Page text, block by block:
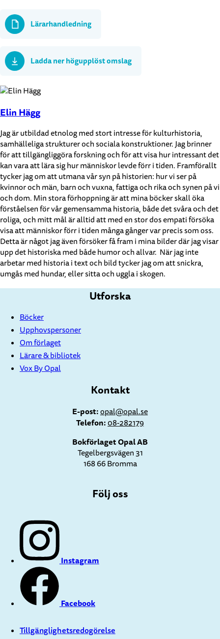
Lärarhandledning
Ladda ner högupplöst omslag
Elin Hägg
Jag är utbildad etnolog med stort intresse för kulturhistoria,
samhälleliga strukturer och sociala konstruktioner. Jag brinner
för att tillgängliggöra forskning och för att visa hur intressant det
kan vara att lära sig hur människor levde förr i tiden. Framförallt
tycker jag om att utmana vår syn på historien: hur vi ser på
kvinnor och män, barn och vuxna, fattiga och rika och synen på vi
och dom. Min stora förhoppning är att mina böcker skall öka
förståelsen för vår gemensamma historia, både det svåra och det
roliga, och mitt mål är alltid att med en stor dos empati försöka
visa att människor förr i tiden många gånger var precis som oss.
Detta är något jag även försöker få fram i mina bilder där jag visar
upp det historiska med både humor och allvar. När jag inte
arbetar med historia i text och bild tycker jag om att snickra,
umgås med hundar, eller sitta och uggla i skogen.
Utforska
Böcker
Upphovspersoner
Om förlaget
Lärare & bibliotek
Vox By Opal
Kontakt
E-post:opal@opal.se
Telefon:08-282179
Bokförlaget Opal AB
Tegelbergsvägen 31
168 66 Bromma
Följ oss
Instagram
Facebook
Tillgänglighetsredogörelse